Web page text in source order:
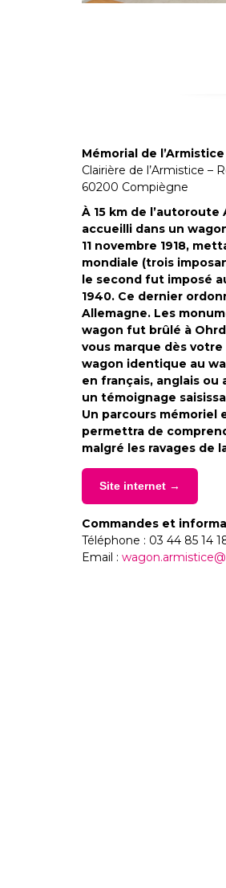
Mémorial de l’Armistice
Clairière de l’Armistice –
60200 Compiègne
À 15 km de l’autoroute
accueilli dans un
11 novembre 1918,
mondiale (trois
le second fut imposé
1940. Ce dernier
Allemagne. Les
wagon fut brûlé à
vous marque dès
wagon identique au
en français, anglais
un témoignage
Un parcours mémoriel
permettra de
malgré les ravages de
Site internet →
Commandes et
Téléphone : 03 44 85 14
Email :